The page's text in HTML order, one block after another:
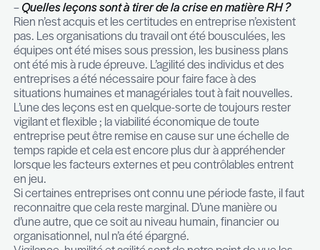
Les rôles de middle management, après
d’incertitude en 2020, sont à nouveau sur le
Plusieurs phénomènes participent à cette
d’abord les employeurs, notamment dans le
parapublic, anticipent des départs en retraite et
des plans de succession pour des fonctions
d’encadrement pour lesquelles une transition
préparée plusieurs mois en amont. Ensuite, les
d’animation d’équipe, avec au centre le
nombreux employeurs ont pu constater la
maintenir des équipes fédérées et soudées au
12 derniers mois vécus avec plus ou moins de
termes de cohésion.